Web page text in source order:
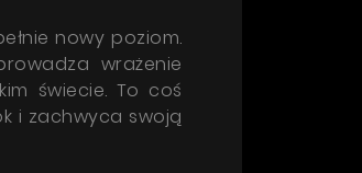
Inspiracje
Promocje
nowy poziom.
wrażenie
świecie. To coś
i zachwyca swoją